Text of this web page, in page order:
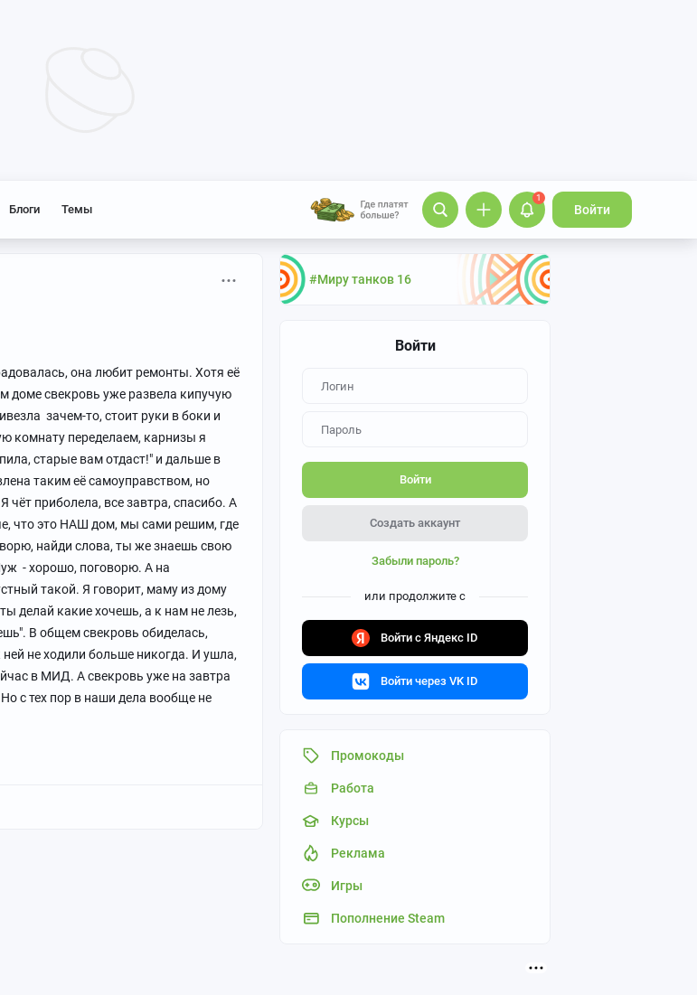
Блоги Темы
1
Войти
#Миру танков 16
Войти
Войти
Создать аккаунт
Забыли пароль?
или продолжите с
Войти с Яндекс ID
Войти через VK ID
Промокоды
Работа
Курсы
Реклама
Игры
Пополнение Steam
она любит ремонты. Хотя её
доме свекровь уже развела кипучую
зачем-то, стоит руки в боки и
комнату переделаем, карнизы я
старые вам отдаст!" и дальше в
таким её самоуправством, но
чёт приболела, все завтра, спасибо. А
что это НАШ дом, мы сами решим, где
найди слова, ты же знаешь свою
- хорошо, поговорю. А на
такой. Я говорит, маму из дому
делай какие хочешь, а к нам не лезь,
В общем свекровь обиделась,
не ходили больше никогда. И ушла,
в МИД. А свекровь уже на завтра
с тех пор в наши дела вообще не